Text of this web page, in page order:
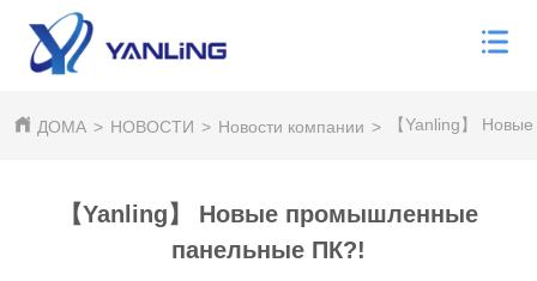
ДОМА > НОВОСТИ > Новости компании > 【Yanling】
【Yanling】 Новые промышленные
панельные ПК?!